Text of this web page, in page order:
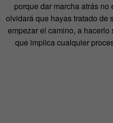
porque dar marcha atrás
olvidará que hayas tratado de
empezar el camino, a
que implica cualquier